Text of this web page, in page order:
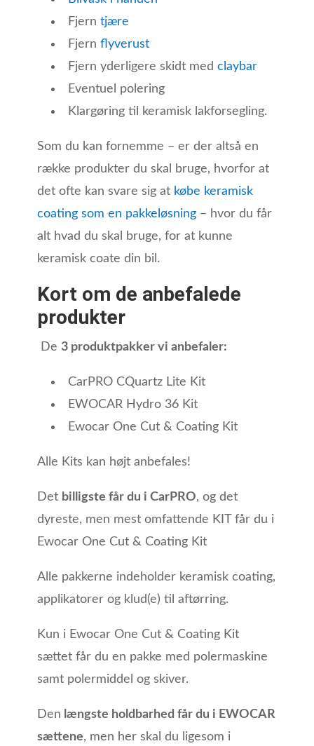
Fjern tjære
Fjern flyverust
Fjern yderligere skidt med claybar
Eventuel polering
Klargøring til keramisk lakforsegling.
Som du kan fornemme – er der altså en
række produkter du skal bruge, hvorfor at
det ofte kan svare sig at købe keramisk
coating som en pakkeløsning– hvor du får
alt hvad du skal bruge, for at kunne
keramisk coate din bil.
Kort om de anbefalede
produkter
De 3 produktpakker vi anbefaler:
CarPRO CQuartz Lite Kit
EWOCAR Hydro 36 Kit
Ewocar One Cut & Coating Kit
Alle Kits kan højt anbefales!
Det billigste får du i CarPRO, og det
dyreste, men mest omfattende KIT får du i
Ewocar One Cut & Coating Kit
Alle pakkerne indeholder keramisk coating,
applikatorer og klud(e) til aftørring.
Kun i Ewocar One Cut & Coating Kit
sættet får du en pakke med polermaskine
samt polermiddel og skiver.
Den længste holdbarhed får du i EWOCAR
sættene, men her skal du ligesom i